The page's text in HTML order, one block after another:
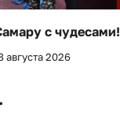
с чудесами!
августа 2026